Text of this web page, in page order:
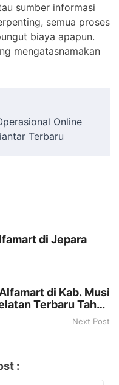
sumber informasi
semua proses
biaya apapun.
mengatasnamakan
Online
Terbaru
di Jepara
di Kab. Musi
Terbaru Tahun
2025
Next Post
: